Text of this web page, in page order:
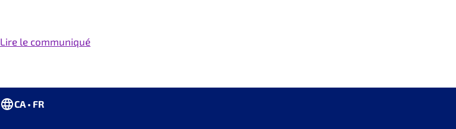
Lire le communiqué
CA • FR